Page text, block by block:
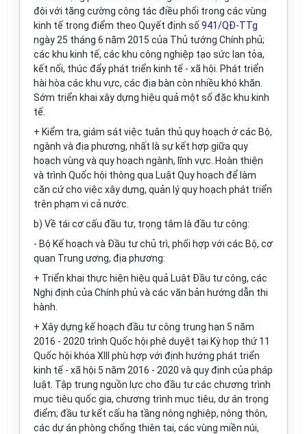
đôi với tăng cường công tác điều phối trong các vùng
kinh tế trọng điểm theo Quyết định số 941/QĐ-TTg
ngày 25 tháng 6 năm 2015 của Thủ tướng Chính phủ;
các khu kinh tế, các khu công nghiệp tạo sức lan tỏa,
kết nối, thúc đẩy phát triển kinh tế - xã hội. Phát triển
hài hòa các khu vực, các địa bàn còn nhiều khó khăn.
Sớm triển khai xây dựng hiệu quả một số đặc khu kinh
tế.
+ Kiểm tra, giám sát việc tuân thủ quy hoạch ở các Bộ,
ngành và địa phương, nhất là sự kết hợp giữa quy
hoạch vùng và quy hoạch ngành, lĩnh vực. Hoàn thiện
và trình Quốc hội thông qua Luật Quy hoạch để làm
căn cứ cho việc xây dựng, quản lý quy hoạch phát triển
trên phạm vi cả nước.
b) Về tái cơ cấu đầu tư, trọng tâm là đầu tư công:
- Bộ Kế hoạch và Đầu tư chủ trì, phối hợp với các Bộ, cơ
quan Trung ương, địa phương:
+ Triển khai thực hiện hiệu quả Luật Đầu tư công, các
Nghị định của Chính phủ và các văn bản hướng dẫn thi
hành.
+ Xây dựng kế hoạch đầu tư công trung hạn 5 năm
2016 - 2020 trình Quốc hội phê duyệt tại Kỳ họp thứ 11
Quốc hội khóa XIII phù hợp với định hướng phát triển
kinh tế - xã hội 5 năm 2016 - 2020 và quy định của pháp
luật Tập trung nguồn lực cho đầu tư các chương trình
mục tiêu quốc gia, chương trình mục tiêu, dự án trọng
điểm; đầu tư kết cấu hạ tầng nông nghiệp, nông thôn,
các dự án phòng chống thiên tai, các vùng miền núi,